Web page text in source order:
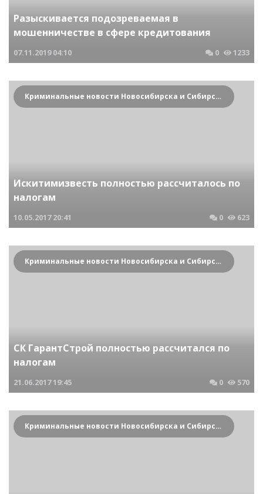
Разыскивается подозреваемая в
мошенничестве в сфере кредитования
07.11.2019 04:10 0 1233
Криминальные новости Новосибирска и Сибирского региона
Искитимизвесть полностью рассчиталось по
налогам
10.05.2017 20:41 0 623
Криминальные новости Новосибирска и Сибирского региона
СК ГарантСтрой полностью рассчитался по
налогам
21.06.201719:45 0 570
Криминальные новости Новосибирска и Сибирского региона